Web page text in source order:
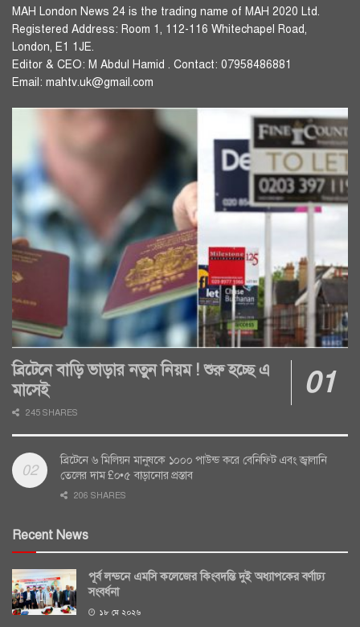
MAH London News 24 is the trading name of MAH 2020 Ltd.
Registered Address: Room 1, 112-116 Whitechapel Road,
London, E1 1JE.
Editor & CEO: M Abdul Hamid . Contact: 07958486881
Email: mahtv.uk@gmail.com
ব্রিটেনে বাড়ি ভাড়ার নতুন নিয়ম ! শুরু হচ্ছে এ
মাসেই
245 SHARES
ব্রিটেনে ৬ মিলিয়ন মানুষকে ১০০০ পাউন্ড করে বেনিফিট এবং জ্বালানি
তেলের দাম £০•৫ বাড়ানোর প্রস্তাব
206 SHARES
Recent News
পূর্ব লন্ডনে এমসি কলেজের কিংবদন্তি দুই অধ্যাপকের বর্ণাঢ্য
সংবর্ধনা
১৮ মে ২০২৬